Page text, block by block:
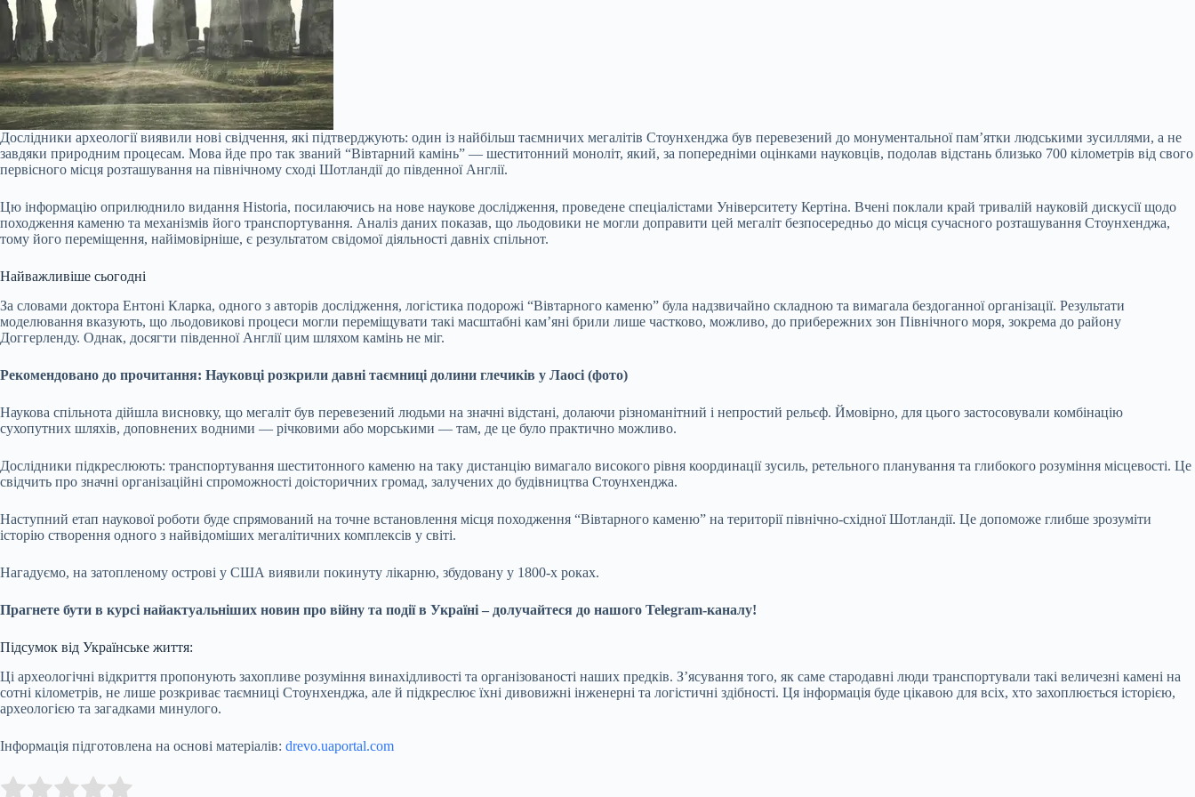
Дослідники археології виявили нові свідчення, які підтверджують: один із найбільш таємничих мегалітів Стоунхенджа був перевезений до монументальної пам’ятки людськими зусиллями, а не
завдяки природним процесам. Мова йде про так званий “Вівтарний камінь” — шеститонний моноліт, який, за попередніми оцінками науковців, подолав відстань близько 700 кілометрів від свого
первісного місця розташування на північному сході Шотландії до південної Англії.
Цю інформацію оприлюднило видання Historia, посилаючись на нове наукове дослідження, проведене спеціалістами Університету Кертіна. Вчені поклали край тривалій науковій дискусії щодо
походження каменю та механізмів його транспортування. Аналіз даних показав, що льодовики не могли доправити цей мегаліт безпосередньо до місця сучасного розташування Стоунхенджа,
тому його переміщення, найімовірніше, є результатом свідомої діяльності давніх спільнот.
Найважливіше сьогодні
За словами доктора Ентоні Кларка, одного з авторів дослідження, логістика подорожі “Вівтарного каменю” була надзвичайно складною та вимагала бездоганної організації. Результати
моделювання вказують, що льодовикові процеси могли переміщувати такі масштабні кам’яні брили лише частково, можливо, до прибережних зон Північного моря, зокрема до району
Доггерленду. Однак, досягти південної Англії цим шляхом камінь не міг.
Рекомендовано до прочитання: Науковці розкрили давні таємниці долини глечиків у Лаосі (фото)
Наукова спільнота дійшла висновку, що мегаліт був перевезений людьми на значні відстані, долаючи різноманітний і непростий рельєф. Ймовірно, для цього застосовували комбінацію
сухопутних шляхів, доповнених водними — річковими або морськими — там, де це було практично можливо.
Дослідники підкреслюють: транспортування шеститонного каменю на таку дистанцію вимагало високого рівня координації зусиль, ретельного планування та глибокого розуміння місцевості. Це
свідчить про значні організаційні спроможності доісторичних громад, залучених до будівництва Стоунхенджа.
Наступний етап наукової роботи буде спрямований на точне встановлення місця походження “Вівтарного каменю” на території північно-східної Шотландії. Це допоможе глибше зрозуміти
історію створення одного з найвідоміших мегалітичних комплексів у світі.
Нагадуємо, на затопленому острові у США виявили покинуту лікарню, збудовану у 1800-х роках.
Прагнете бути в курсі найактуальніших новин про війну та події в Україні – долучайтеся до нашого Telegram-каналу!
Підсумок від Українське життя:
Ці археологічні відкриття пропонують захопливе розуміння винахідливості та організованості наших предків. З’ясування того, як саме стародавні люди транспортували такі величезні камені на
сотні кілометрів, не лише розкриває таємниці Стоунхенджа, але й підкреслює їхні дивовижні інженерні та логістичні здібності. Ця інформація буде цікавою для всіх, хто захоплюється історією,
археологією та загадками минулого.
Інформація підготовлена на основі матеріалів: drevo.uaportal.com
Rate this item: